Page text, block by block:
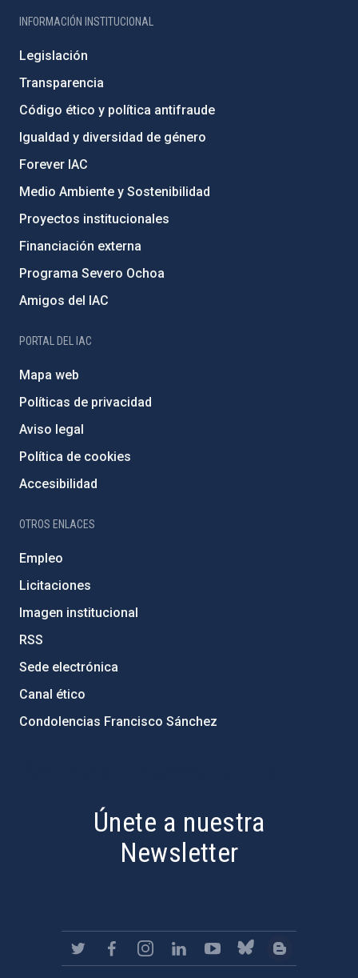
INFORMACIÓN INSTITUCIONAL
Legislación
Transparencia
Código ético y política antifraude
Igualdad y diversidad de género
Forever IAC
Medio Ambiente y Sostenibilidad
Proyectos institucionales
Financiación externa
Programa Severo Ochoa
Amigos del IAC
PORTAL DEL IAC
Mapa web
Políticas de privacidad
Aviso legal
Política de cookies
Accesibilidad
OTROS ENLACES
Empleo
Licitaciones
Imagen institucional
RSS
Sede electrónica
Canal ético
Condolencias Francisco Sánchez
Únete a nuestra
Newsletter